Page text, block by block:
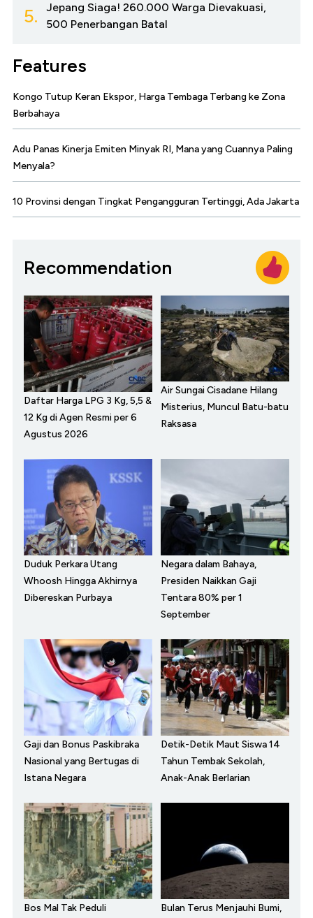
5.
Jepang Siaga! 260.000 Warga Dievakuasi,
500 Penerbangan Batal
Features
Kongo Tutup Keran Ekspor, Harga Tembaga Terbang ke Zona
Berbahaya
Adu Panas Kinerja Emiten Minyak RI, Mana yang Cuannya Paling
Menyala?
10 Provinsi dengan Tingkat Pengangguran Tertinggi, Ada Jakarta
Recommendation
Daftar Harga LPG 3 Kg, 5,5 &
12 Kg di Agen Resmi per 6
Agustus 2026
Air Sungai Cisadane Hilang
Misterius, Muncul Batu-batu
Raksasa
Duduk Perkara Utang
Whoosh Hingga Akhirnya
Dibereskan Purbaya
Negara dalam Bahaya,
Presiden Naikkan Gaji
Tentara 80% per 1
September
Gaji dan Bonus Paskibraka
Nasional yang Bertugas di
Istana Negara
Detik-Detik Maut Siswa 14
Tahun Tembak Sekolah,
Anak-Anak Berlarian
Bos Mal Tak Peduli
Bulan Terus Menjauhi Bumi,